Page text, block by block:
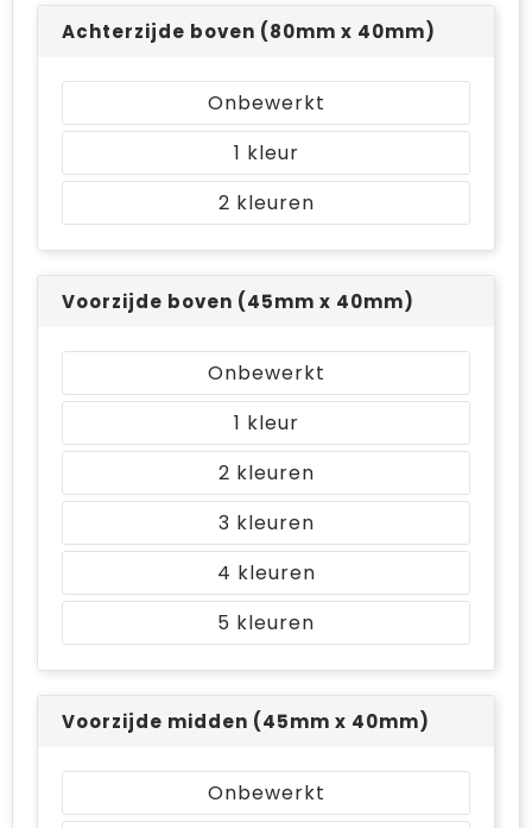
Achterzijde boven (80mm x 40mm)
Onbewerkt
1
2
Voorzijde boven (45mm x 40mm)
Onbewerkt
1
2
3
4
5
Voorzijde midden (45mm x 40mm)
Onbewerkt